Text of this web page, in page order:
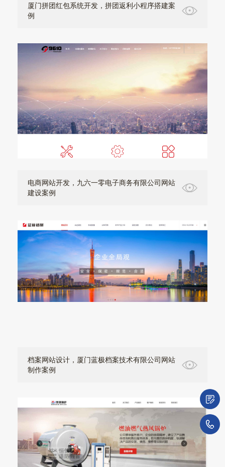
厦门拼团红包系统开发，拼团返利小程序搭建案
例
电商网站开发，九六一零电子商务有限公司网站
建设案例
档案网站设计，厦门蓝极档案技术有限公司网站
制作案例